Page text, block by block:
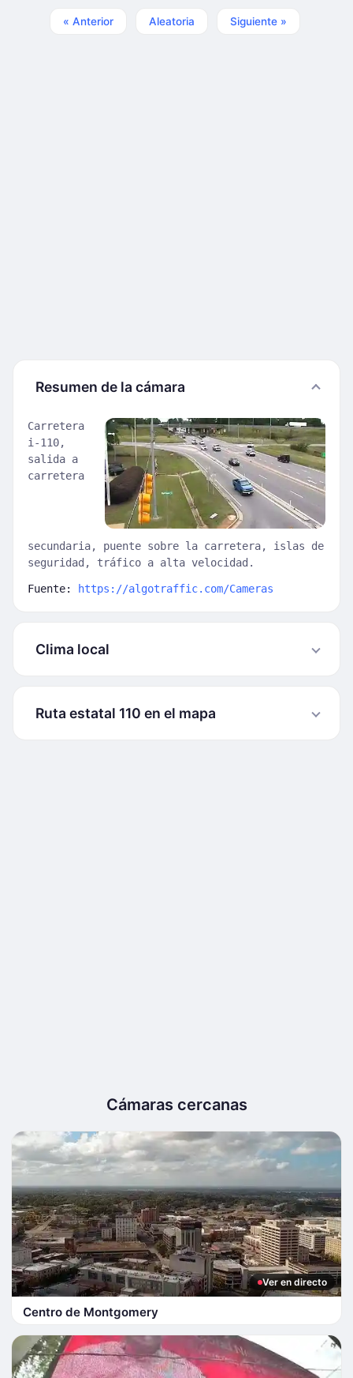
« Anterior Aleatoria Siguiente »
Resumen de la cámara
Carretera
i-110,
salida a
carretera
secundaria, puente sobre la carretera, islas de
seguridad, tráfico a alta velocidad.
Fuente: https://algotraffic.com/Cameras
Clima local
Ruta estatal 110 en el mapa
Cámaras cercanas
Ver en directo
Centro de Montgomery